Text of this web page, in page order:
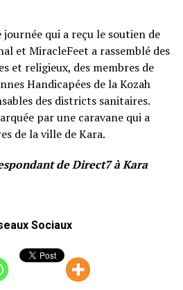
qui a reçu le soutien de
et MiracleFeet a rassemblé des
et religieux, des membres de
Handicapées de la Kozah
des districts sanitaires.
par une caravane qui a
de la ville de Kara.
de Direct7 à Kara
Sociaux